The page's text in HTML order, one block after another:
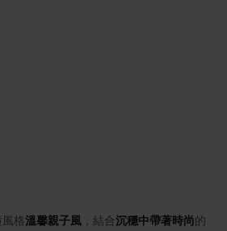
格溫馨親子風 ，結合沉穩中帶著時尚的